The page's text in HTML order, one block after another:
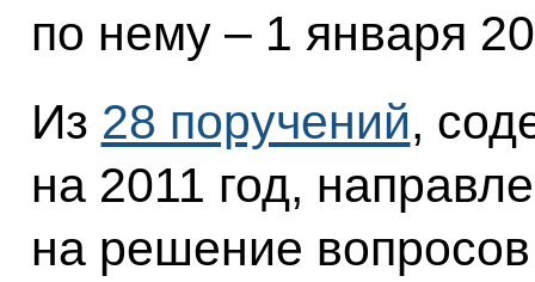
по нему – 1 января
Из 28 поручений,
на 2011 год,
на решение